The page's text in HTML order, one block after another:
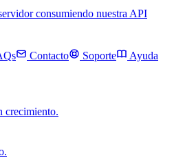
consumiendo nuestra API
Contacto Soporte Ayuda
crecimiento.